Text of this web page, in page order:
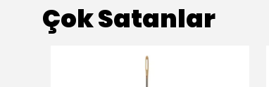
Çok Satanlar